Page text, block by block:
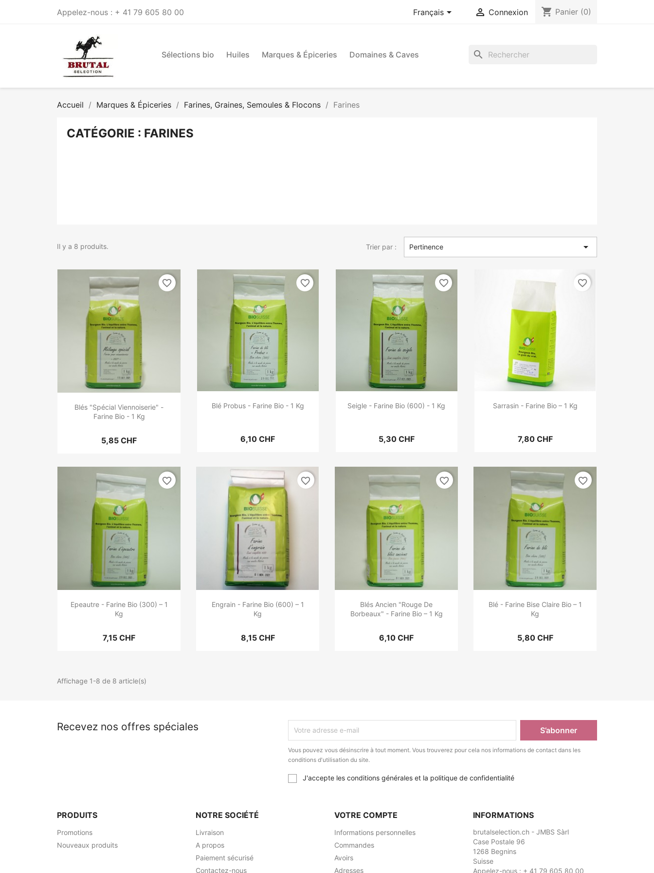
Appelez-nous : + 41 79 605 80 00 Français  Connexion shopping_cart Panier (0)
Sélections bio Huiles Marques & Épiceries Domaines & Caves search
Accueil Marques & Épiceries Farines, Graines, Semoules & Flocons Farines
CATÉGORIE : FARINES
Il y a 8 produits. Trier par : Pertinence 
Blés "Spécial Viennoiserie" -
Farine Bio - 1 Kg
5,85 CHF
favorite_border
Blé Probus - Farine Bio - 1 Kg
6,10 CHF
favorite_border
Seigle - Farine Bio (600) - 1 Kg
5,30 CHF
favorite_border
Sarrasin - Farine Bio – 1 Kg
7,80 CHF
favorite_border
Epeautre - Farine Bio (300) – 1
Kg
7,15 CHF
favorite_border
Engrain - Farine Bio (600) – 1
Kg
8,15 CHF
favorite_border
Blés Ancien "Rouge De
Borbeaux" - Farine Bio – 1 Kg
6,10 CHF
favorite_border
Blé - Farine Bise Claire Bio – 1
Kg
5,80 CHF
favorite_border
Affichage 1-8 de 8 article(s)
Recevez nos offres spéciales
Vous pouvez vous désinscrire à tout moment. Vous trouverez pour cela nos informations de contact dans les
conditions d'utilisation du site.
J'accepte les conditions générales et la politique de confidentialité
PRODUITS
Promotions
Nouveaux produits
NOTRE SOCIÉTÉ
Livraison
A propos
Paiement sécurisé
Contactez-nous
VOTRE COMPTE
Informations personnelles
Commandes
Avoirs
Adresses
INFORMATIONS
brutalselection.ch - JMBS Sàrl
Case Postale 96
1268 Begnins
Suisse
Appelez-nous : + 41 79 605 80 00